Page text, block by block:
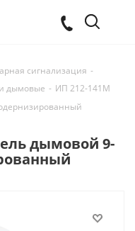
сигнализация -
дымовые - ИП 212-141М
дымовой 9-